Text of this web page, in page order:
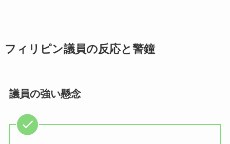
フィリピン議員の反応と警鐘
議員の強い懸念